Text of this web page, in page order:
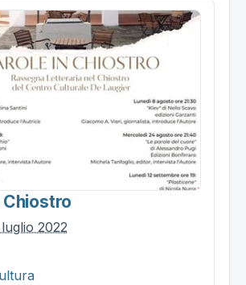
Chiostro
2022